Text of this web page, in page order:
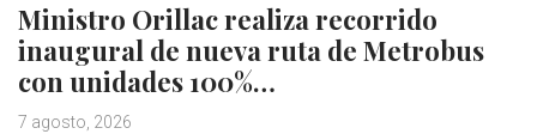
Ministro Orillac realiza recorrido
inaugural de nueva ruta de Metrobus
con unidades 100%…
7 agosto, 2026